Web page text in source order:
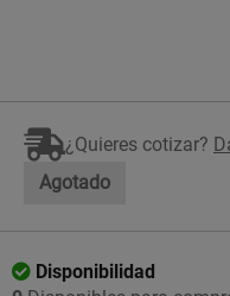
¿Quieres cotizar?
Agotado
Disponibilidad